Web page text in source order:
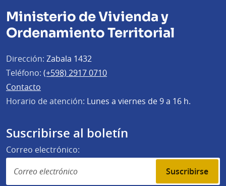
Ministerio de Vivienda y
Ordenamiento Territorial
Dirección: Zabala 1432
Teléfono: (+598) 2917 0710
Contacto
Horario de atención: Lunes a viernes de 9 a 16 h.
Suscribirse al boletín
Correo electrónico:
Suscribirse